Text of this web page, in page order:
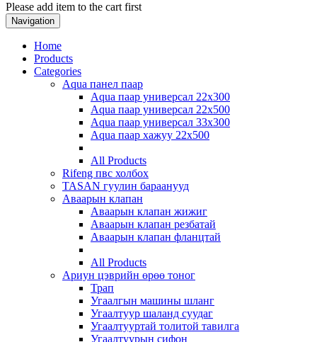
Please add item to the cart first
Navigation
Home
Products
Categories
Aqua панел паар
Aqua паар универсал 22х300
Aqua паар универсал 22х500
Aqua паар универсал 33х300
Aqua паар хажуу 22х500
All Products
Rifeng пвс холбох
TASAN гуулин бараанууд
Аваарын клапан
Аваарын клапан жижиг
Аваарын клапан резбатай
Аваарын клапан фланцтай
All Products
Ариун цэврийн өрөө тоног
Трап
Угаалгын машины шланг
Угаалтуур шаланд суудаг
Угаалтууртай толитой тавилга
Угаалтуурын сифон